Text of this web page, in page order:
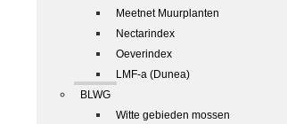
Meetnet Muurplanten
Nectarindex
Oeverindex
LMF-a (Dunea)
BLWG
Witte gebieden mossen